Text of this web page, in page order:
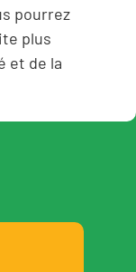
pourrez
plus
et de la